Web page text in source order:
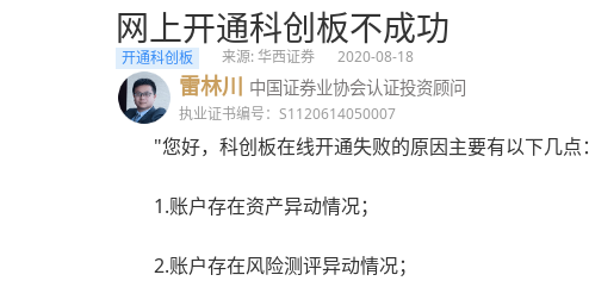
网上开通科创板不成功
开通科创板 来源: 华西证券 2020-08-18
雷林川 中国证券业协会认证投资顾问
执业证书编号：S1120614050007
"您好，科创板在线开通失败的原因主要有以下几点：
1.账户存在资产异动情况；
2.账户存在风险测评异动情况；